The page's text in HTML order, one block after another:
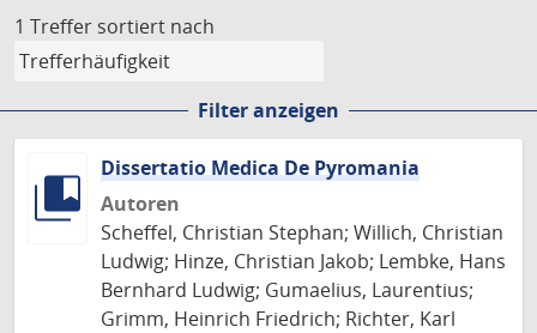
1 Treffer sortiert nach
Filter anzeigen
Dissertatio Medica De Pyromania
Autoren
Scheffel, Christian Stephan; Willich, Christian
Ludwig; Hinze, Christian Jakob; Lembke, Hans
Bernhard Ludwig; Gumaelius, Laurentius;
Grimm, Heinrich Friedrich; Richter, Karl